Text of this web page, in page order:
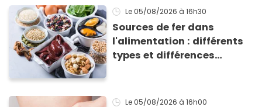
Le 05/08/2026 à 16h30
Sources de fer dans
l'alimentation : différents
types et différences
Le 05/08/2026 à 16h00